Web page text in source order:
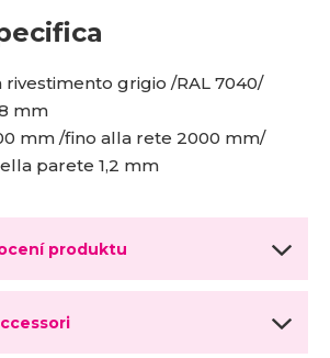
rivestimento grigio /RAL 7040/
mm
mm /fino alla rete 2000 mm/
parete 1,2 mm
produktu